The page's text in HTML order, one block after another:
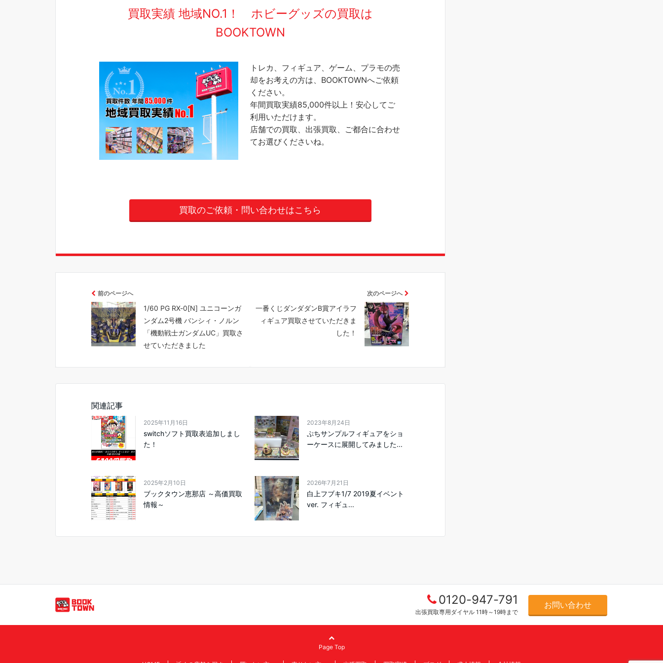
買取実績 地域NO.1！ ホビーグッズの買取は
BOOKTOWN
トレカ、フィギュア、ゲーム、プラモの売
却をお考えの方は、BOOKTOWNへご依頼
ください。
年間買取実績85,000件以上！安心してご
利用いただけます。
店舗での買取、出張買取、ご都合に合わせ
てお選びくださいね。
買取のご依頼・問い合わせはこちら
前のページへ
1/60 PG RX-0[N] ユニコーンガ
ンダム2号機 バンシィ・ノルン
「機動戦士ガンダムUC」買取さ
せていただきました
次のページへ
一番くじダンダダンB賞アイラフ
ィギュア買取させていただきま
した！
関連記事
2025年11月16日
switchソフト買取表追加しまし
た！
2023年8月24日
ぷちサンプルフィギュアをショ
ーケースに展開してみました...
2025年2月10日
ブックタウン恵那店 ～高価買取
情報～
2026年7月21日
白上フブキ1/7 2019夏イベント
ver. フィギュ...
0120-947-791
出張買取専用ダイヤル 11時～19時まで
お問い合わせ
Page Top